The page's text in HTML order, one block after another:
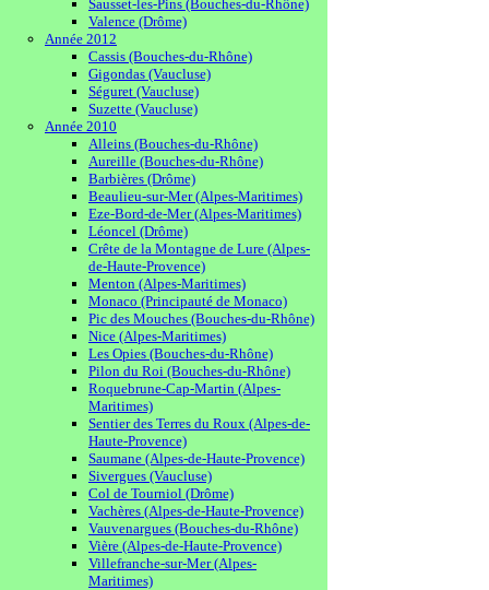
Sausset-les-Pins (Bouches-du-Rhône)
Valence (Drôme)
Année 2012
Cassis (Bouches-du-Rhône)
Gigondas (Vaucluse)
Séguret (Vaucluse)
Suzette (Vaucluse)
Année 2010
Alleins (Bouches-du-Rhône)
Aureille (Bouches-du-Rhône)
Barbières (Drôme)
Beaulieu-sur-Mer (Alpes-Maritimes)
Eze-Bord-de-Mer (Alpes-Maritimes)
Léoncel (Drôme)
Crête de la Montagne de Lure (Alpes-
de-Haute-Provence)
Menton (Alpes-Maritimes)
Monaco (Principauté de Monaco)
Pic des Mouches (Bouches-du-Rhône)
Nice (Alpes-Maritimes)
Les Opies (Bouches-du-Rhône)
Pilon du Roi (Bouches-du-Rhône)
Roquebrune-Cap-Martin (Alpes-
Maritimes)
Sentier des Terres du Roux (Alpes-de-
Haute-Provence)
Saumane (Alpes-de-Haute-Provence)
Sivergues (Vaucluse)
Col de Tourniol (Drôme)
Vachères (Alpes-de-Haute-Provence)
Vauvenargues (Bouches-du-Rhône)
Vière (Alpes-de-Haute-Provence)
Villefranche-sur-Mer (Alpes-
Maritimes)